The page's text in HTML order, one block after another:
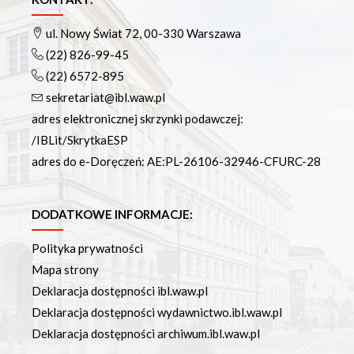
Repozytorium RCIN
Otwarta nauka
Edukacja
Studia podyplomowe
Kursy
Szkolenia
Szkoła Doktorska Anthropos
Erasmus
Olimpiada Literatury i Języka Polskiego
Olimpiada Literatury i Języka Polskiego dla Szkół
Podstawowych
Biblioteka
O bibliotece
Godziny otwarcia
Katalog
Nowości
ul. Nowy Świat 72, 00-330 Warszawa
(22) 826-99-45
(22) 6572-895
sekretariat@ibl.waw.pl
adres elektronicznej skrzynki podawczej:
/IBLit/SkrytkaESP
adres do e-Doręczeń: AE:PL-26106-32946-CFURC-28
DODATKOWE INFORMACJE:
Polityka prywatności
Mapa strony
Deklaracja dostępności ibl.waw.pl
Deklaracja dostępności wydawnictwo.ibl.waw.pl
Deklaracja dostępności archiwum.ibl.waw.pl